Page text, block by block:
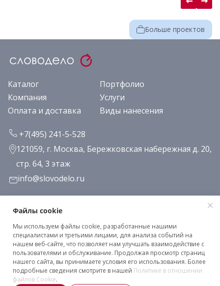
Больше проектов
Каталог
Портфолио
Компания
Услуги
Оплата и доставка
Виды нанесения
+7(495) 241-5-528
121059, г. Москва, Бережковская набережная д. 20,
стр. 64, 3 этаж
info@slovodelo.ru
Заказать звонок
Подписаться на рассылку
Клиентское соглашение
Политика конфиденциальности
Файлы cookie
Мы используем файлы cookie, разработанные нашими
специалистами и третьими лицами, для анализа событий на
нашем веб-сайте, что позволяет нам улучшать взаимодействие с
пользователями и обслуживание. Продолжая просмотр страниц
нашего сайта, вы принимаете условия его использования. Более
подробные сведения смотрите в нашей Политике в отношении
файлов Cookie.